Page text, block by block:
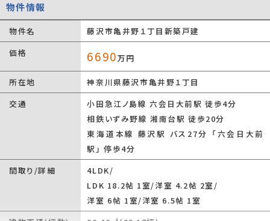
物件情報
物件名
藤沢市亀井野１丁目新築戸建
価格
6690万円
所在地
神奈川県藤沢市亀井野１丁目
交通
小田急江ノ島線 六会日大前駅 徒歩4分
相鉄いずみ野線 湘南台駅 徒歩20分
東海道本線 藤沢駅 バス27分 「六会日大前
駅」 停歩4分
間取り/詳細
4LDK/
LDK 18.2帖 1室/洋室 4.2帖 2室 /
洋室 6帖 1室/洋室 6.5帖 1室